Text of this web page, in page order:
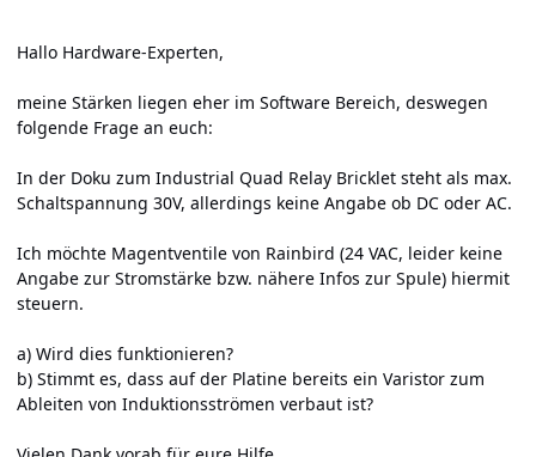
Hallo Hardware-Experten,
meine Stärken liegen eher im Software Bereich, deswegen
folgende Frage an euch:
In der Doku zum Industrial Quad Relay Bricklet steht als max.
Schaltspannung 30V, allerdings keine Angabe ob DC oder AC.
Ich möchte Magentventile von Rainbird (24 VAC, leider keine
Angabe zur Stromstärke bzw. nähere Infos zur Spule) hiermit
steuern.
a) Wird dies funktionieren?
b) Stimmt es, dass auf der Platine bereits ein Varistor zum
Ableiten von Induktionsströmen verbaut ist?